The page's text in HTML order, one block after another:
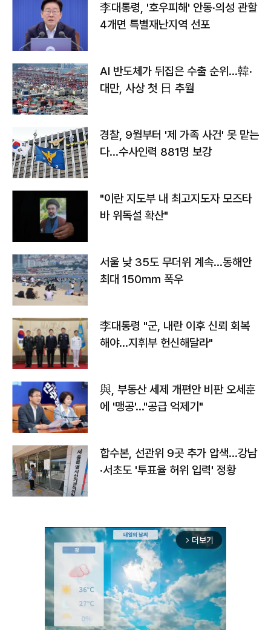
李대통령, '호우피해' 안동·의성 관할
4개면 특별재난지역 선포
AI 반도체가 뒤집은 수출 순위…韓·
대만, 사상 첫 日 추월
경찰, 9월부터 '제 가족 사건' 못 맡는
다…수사인력 881명 보강
"이란 지도부 내 최고지도자 모즈타
바 위독설 확산"
서울 낮 35도 무더위 계속…동해안
최대 150㎜ 폭우
李대통령 "군, 내란 이후 신뢰 회복
해야…지휘부 헌신해달라"
與, 부동산 세제 개편안 비판 오세훈
에 '맹공'…"공급 억제기"
합수본, 선관위 9곳 추가 압색…강남
·서초도 '투표율 허위 입력' 정황
arrow_forward_ios 더보기